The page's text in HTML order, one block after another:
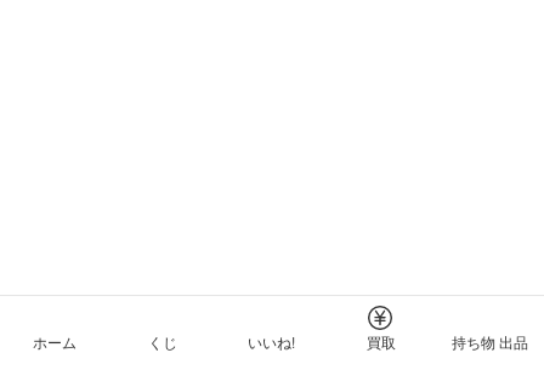
ホーム くじ いいね! 買取 持ち物 出品